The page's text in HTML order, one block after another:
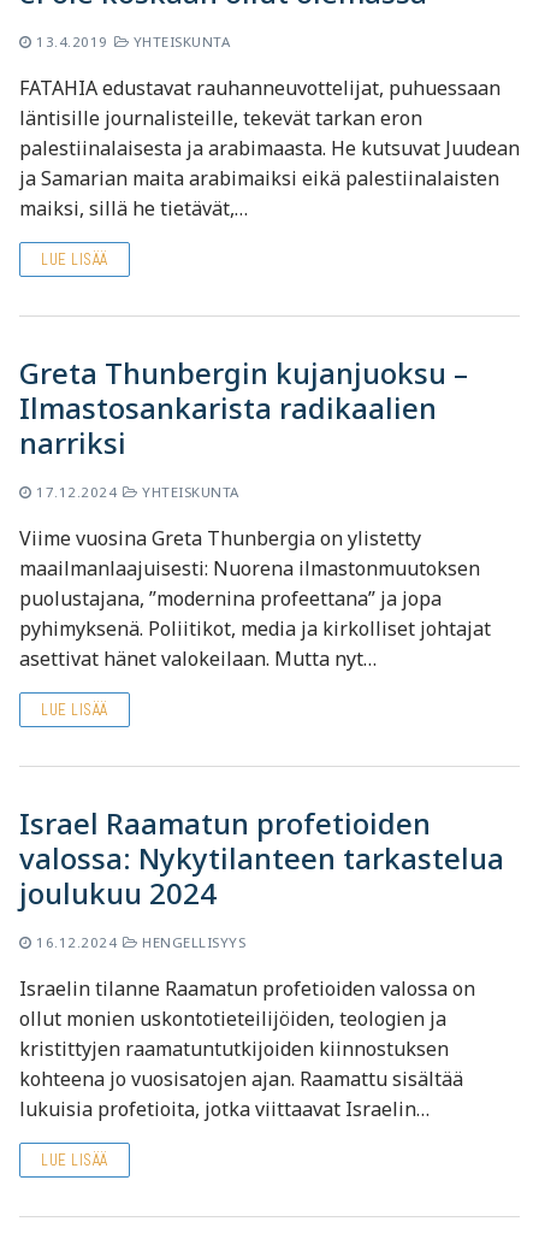
13.4.2019 YHTEISKUNTA
FATAHIA edustavat rauhanneuvottelijat, puhuessaan
läntisille journalisteille, tekevät tarkan eron
palestiinalaisesta ja arabimaasta. He kutsuvat Juudean
ja Samarian maita arabimaiksi eikä palestiinalaisten
maiksi, sillä he tietävät,…
LUE LISÄÄ
Greta Thunbergin kujanjuoksu –
Ilmastosankarista radikaalien
narriksi
17.12.2024 YHTEISKUNTA
Viime vuosina Greta Thunbergia on ylistetty
maailmanlaajuisesti: Nuorena ilmastonmuutoksen
puolustajana, ”modernina profeettana” ja jopa
pyhimyksenä. Poliitikot, media ja kirkolliset johtajat
asettivat hänet valokeilaan. Mutta nyt…
LUE LISÄÄ
Israel Raamatun profetioiden
valossa: Nykytilanteen tarkastelua
joulukuu 2024
16.12.2024 HENGELLISYYS
Israelin tilanne Raamatun profetioiden valossa on
ollut monien uskontotieteilijöiden, teologien ja
kristittyjen raamatuntutkijoiden kiinnostuksen
kohteena jo vuosisatojen ajan. Raamattu sisältää
lukuisia profetioita, jotka viittaavat Israelin…
LUE LISÄÄ